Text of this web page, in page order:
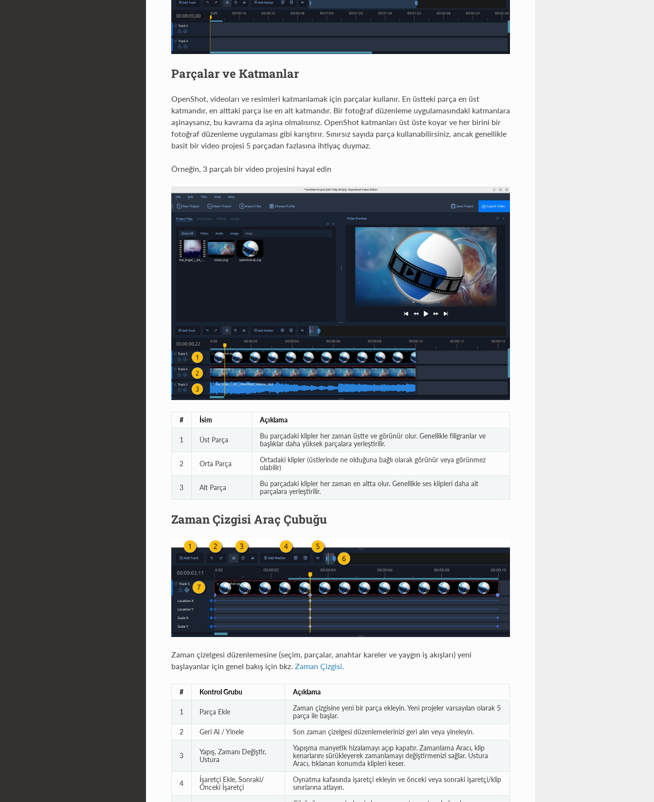
Parçalar ve Katmanlar
OpenShot, videoları ve resimleri katmanlamak için parçalar kullanır. En üstteki parça en üst
katmandır, en alttaki parça ise en alt katmandır. Bir fotoğraf düzenleme uygulamasındaki katmanlara
aşinaysanız, bu kavrama da aşina olmalısınız. OpenShot katmanları üst üste koyar ve her birini bir
fotoğraf düzenleme uygulaması gibi karıştırır. Sınırsız sayıda parça kullanabilirsiniz, ancak genellikle
basit bir video projesi 5 parçadan fazlasına ihtiyaç duymaz.
Örneğin, 3 parçalı bir video projesini hayal edin
# İsim Açıklama
1 Üst Parça
Bu parçadaki klipler her zaman üstte ve görünür olur. Genellikle filigranlar ve
başlıklar daha yüksek parçalara yerleştirilir.
2 Orta Parça
Ortadaki klipler (üstlerinde ne olduğuna bağlı olarak görünür veya görünmez
olabilir)
3 Alt Parça
Bu parçadaki klipler her zaman en altta olur. Genellikle ses klipleri daha alt
parçalara yerleştirilir.
Zaman Çizgisi Araç Çubuğu
Zaman çizelgesi düzenlemesine (seçim, parçalar, anahtar kareler ve yaygın iş akışları) yeni
başlayanlar için genel bakış için bkz. Zaman Çizgisi.
# Kontrol Grubu Açıklama
1 Parça Ekle
Zaman çizgisine yeni bir parça ekleyin. Yeni projeler varsayılan olarak 5
parça ile başlar.
2
Geri Al / Yinele Son zaman çizelgesi düzenlemelerinizi geri alın veya yineleyin.
3
Yapış, Zamanı Değiştir,
Ustura
Yapışma manyetik hizalamayı açıp kapatır. Zamanlama Aracı, klip
kenarlarını sürükleyerek zamanlamayı değiştirmenizi sağlar. Ustura
Aracı, tıklanan konumda klipleri keser.
4
İşaretçi Ekle, Sonraki/
Önceki İşaretçi
Oynatma kafasında işaretçi ekleyin ve önceki veya sonraki işaretçi/klip
sınırlarına atlayın.